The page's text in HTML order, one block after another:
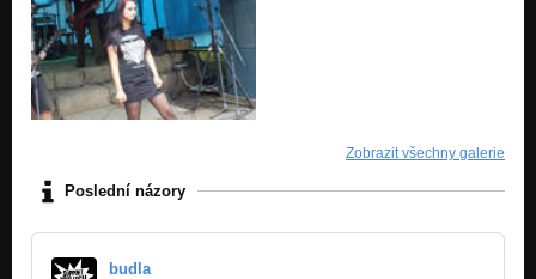
Zobrazit všechny galerie
Poslední názory
budla